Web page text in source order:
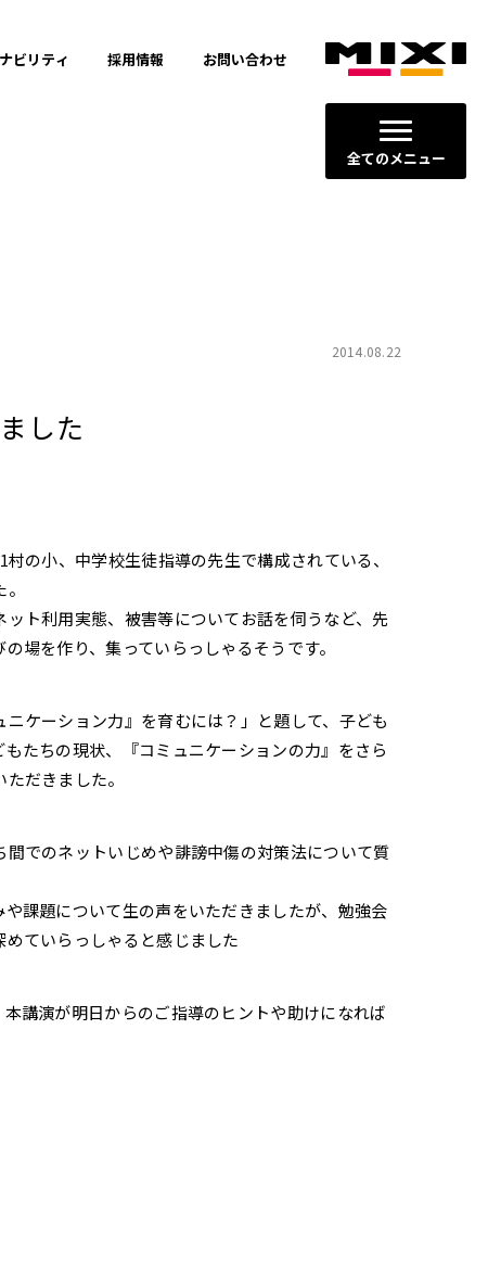
全てのメニュー
ビリティ 採用情報 お問い合わせ
2014.08.22
した
の小、中学校生徒指導の先生で構成されている、
ト利用実態、被害等についてお話を伺うなど、先
場を作り、集っていらっしゃるそうです。
ケーション力』を育むには？」と題して、子ども
たちの現状、『コミュニケーションの力』をさら
だきました。
でのネットいじめや誹謗中傷の対策法について質
課題について生の声をいただきましたが、勉強会
ていらっしゃると感じました
講演が明日からのご指導のヒントや助けになれば